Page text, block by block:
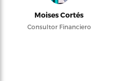
Moises Cortés
Consultor Financiero